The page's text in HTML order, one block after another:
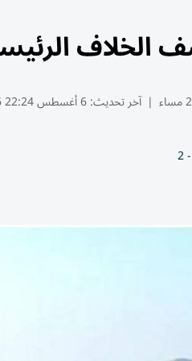
الخلاف
| آخر تحديث:6 أغسطس 22:24 2026